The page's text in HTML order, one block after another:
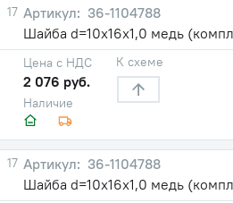
17
36-1104788
Шайба d=10х16х1,0 медь
Наличие
Цена с НДС
2 076 руб.
К схеме
17
36-1104788
Шайба d=10х16х1,0 медь